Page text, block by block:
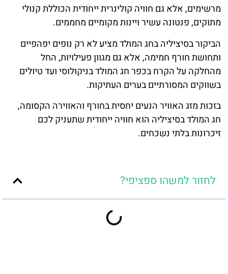
מרשימים, אלא גם חוויה קולינרית ייחודית הכוללת קנולי
מתוקים, פנטונה עשיר ויינות מקומיים מחממים.
הביקור בסיציליה בחג המולד מציע לא רק נופים יפהפיים
ותחושת חורף חמימה, אלא גם מגוון פעילויות, החל
מהחלקה על הקרח בכפר חג המולד בניקולוסי ועד טיולים
בשווקים המסורתיים בערים העתיקות.
בזכות מזג האוויר הנעים יחסית בחורף והאווירה הקסומה,
חג המולד בסיציליה הוא חוויה ייחודית שתעניק לכם
זיכרונות בלתי נשכחים.
לחזור למשהו ספציפי?